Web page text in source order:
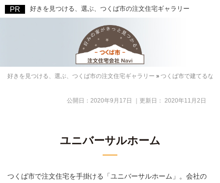
好きを見つける、選ぶ、つくば市の注文住宅ギャラリー
好きを見つける、選ぶ、つくば市の注文住宅ギャラリー » つくば市で建てるな
公開日：2020年9月17日 ｜更新日：2020年11月2日
ユニバーサルホーム
つくば市で注文住宅を手掛ける「ユニバーサルホーム」。会社の